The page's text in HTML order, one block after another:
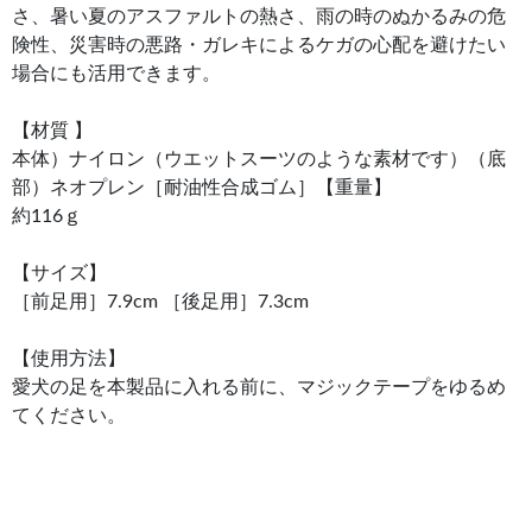
さ、暑い夏のアスファルトの熱さ、雨の時のぬかるみの危
険性、災害時の悪路・ガレキによるケガの心配を避けたい
場合にも活用できます。
【材質 】
本体）ナイロン（ウエットスーツのような素材です）（底
部）ネオプレン［耐油性合成ゴム］【重量】
約116ｇ
【サイズ】
［前足用］7.9cm ［後足用］7.3cm
【使用方法】
愛犬の足を本製品に入れる前に、マジックテープをゆるめ
てください。